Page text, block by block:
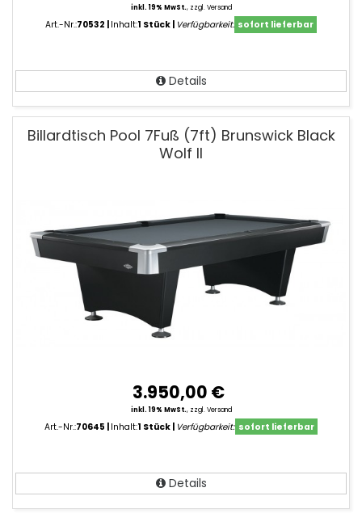
inkl. 19% MwSt., zzgl. Versand
Art.-Nr.:70532 Inhalt:1 Stück Verfügbarkeit: sofort lieferbar
Details
Billardtisch Pool 7Fuß (7ft) Brunswick Black
Wolf II
3.950,00 €
inkl. 19% MwSt., zzgl. Versand
Art.-Nr.:70645 Inhalt:1 Stück Verfügbarkeit: sofort lieferbar
Details